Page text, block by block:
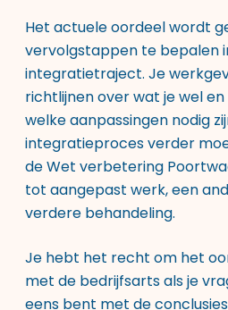
Het actuele oordeel wordt
vervolgstappen te bepalen
integratietraject. Je
richtlijnen over wat je wel
welke aanpassingen nodig
integratieproces verder
de Wet verbetering
tot aangepast werk, een
verdere behandeling.
Je hebt het recht om het
met de bedrijfsarts als je
eens bent met de